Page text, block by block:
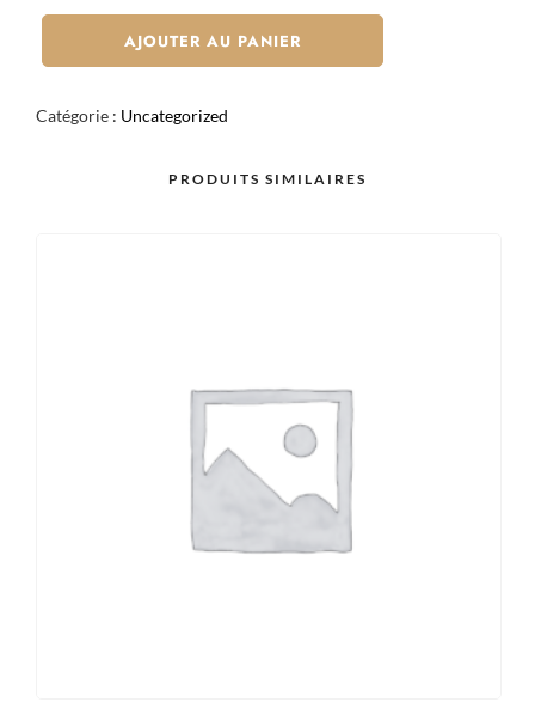
FLEUR
CERISIER
AJOUTER AU PANIER
Catégorie : Uncategorized
PRODUITS SIMILAIRES